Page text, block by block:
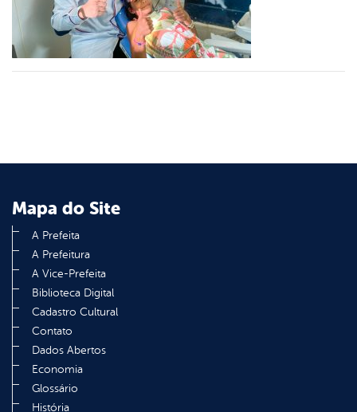
Mapa do Site
A Prefeita
A Prefeitura
A Vice-Prefeita
Biblioteca Digital
Cadastro Cultural
Contato
Dados Abertos
Economia
Glossário
História